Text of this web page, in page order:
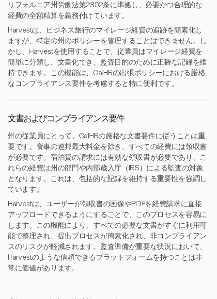
リフォルニア州労働法第2802条に準拠し、必要かつ合理的な
経費の全額精算を義務付けています。
Harvestは、ビジネス旅行のマイレージ経費の追跡を簡素化し
ますが、特定の州のポリシーを管理することはできません。し
かし、Harvestを使用することで、従業員はマイレージ経費を
簡単に分類し、文書化でき、監査目的のために正確な記録を維
持できます。この機能は、CalHRの出張ポリシーにおける厳格
なコンプライアンス要件を考慮すると特に便利です。
文書およびコンプライアンス要件
州の従業員にとって、CalHRの厳格な文書要件に従うことは重
要です。食事の連邦最大料金を除き、すべての経費には領収書
が必要です。宿泊費の請求には有効な領収書が必要であり、こ
れらの経費は州の部門や内部歳入庁（IRS）による監査の対象
となります。これは、包括的な記録を維持する重要性を強調し
ています。
Harvestは、ユーザーが領収書の画像やPDFを経費請求に直接
アップロードできるようにすることで、このプロセスを容易に
します。この機能により、すべての必要な文書がすぐに利用可
能で整理され、提出プロセスが簡素化され、非コンプライアン
スのリスクが軽減されます。監査準備が重要な状況において、
Harvestのような信頼できるプラットフォームを持つことは非
常に価値があります。